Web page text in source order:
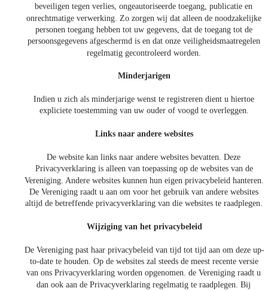
beveiligen tegen verlies, ongeautoriseerde toegang, publicatie en
onrechtmatige verwerking. Zo zorgen wij dat alleen de noodzakelijke
personen toegang hebben tot uw gegevens, dat de toegang tot de
persoonsgegevens afgeschermd is en dat onze veiligheidsmaatregelen
regelmatig gecontroleerd worden.
Minderjarigen
Indien u zich als minderjarige wenst te registreren dient u hiertoe
expliciete toestemming van uw ouder of voogd te overleggen.
Links naar andere websites
De website kan links naar andere websites bevatten. Deze
Privacyverklaring is alleen van toepassing op de websites van de
Vereniging. Andere websites kunnen hun eigen privacybeleid hanteren.
De Vereniging raadt u aan om voor het gebruik van andere websites
altijd de betreffende privacyverklaring van die websites te raadplegen.
Wijziging van het privacybeleid
De Vereniging past haar privacybeleid van tijd tot tijd aan om deze up-
to-date te houden. Op de websites zal steeds de meest recente versie
van ons Privacyverklaring worden opgenomen. de Vereniging raadt u
dan ook aan de Privacyverklaring regelmatig te raadplegen. Bij